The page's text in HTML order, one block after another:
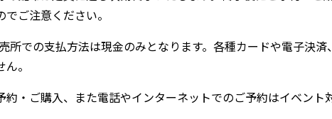
ご注意ください。
所での支払方法は現金のみとなります。各種カードや電子決
。
約・ご購入、また電話やインターネットでのご予約はイベント